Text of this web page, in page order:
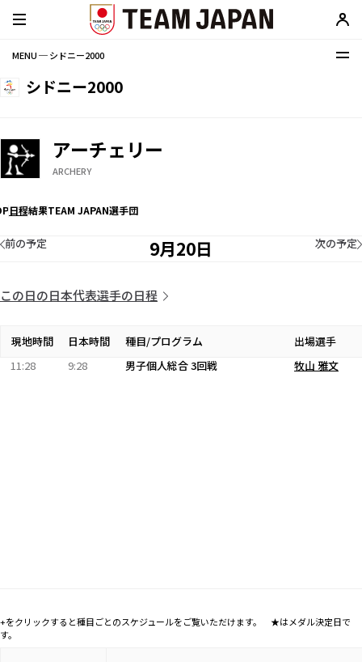
MENU ─ シドニー2000
シドニー2000
アーチェリー
ARCHERY
日程結果TEAM JAPAN選手団
9月20日
前の予定 次の予定
この日の日本代表選手の日程
現地時間 日本時間 種目/プログラム
出場選手
11:28
9:28 男子個人総合 3回戦 牧山 雅文
+をクリックすると種目ごとのスケジュールをご覧いただけます。 ★はメダル決定日で
す。